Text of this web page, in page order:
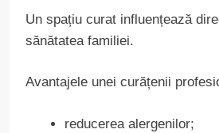
Un spațiu curat influențează
sănătatea familiei.
Avantajele unei curățenii
reducerea alergenilor;